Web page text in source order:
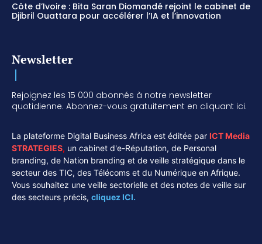
Côte d’Ivoire : Bita Saran Diomandé rejoint le cabinet de
Djibril Ouattara pour accélérer l’IA et l’innovation
Newsletter
Rejoignez les 15 000 abonnés à notre newsletter
quotidienne. Abonnez-vous gratuitement en cliquant ici.
La plateforme Digital Business Africa est éditée par ICT Media
STRATEGIES, un cabinet d'e-Réputation, de Personal
branding, de Nation branding et de veille stratégique dans le
secteur des TIC, des Télécoms et du Numérique en Afrique.
Vous souhaitez une veille sectorielle et des notes de veille sur
des secteurs précis, cliquez ICI.